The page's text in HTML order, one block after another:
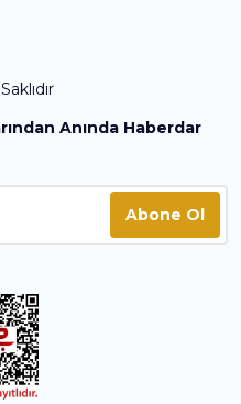
Anında Haberdar
Abone Ol